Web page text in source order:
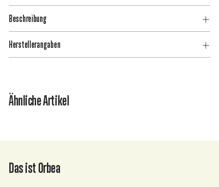
Produkt
in
den
Warenkorb
Beschreibung
Herstellerangaben
Ähnliche Artikel
Das ist Orbea